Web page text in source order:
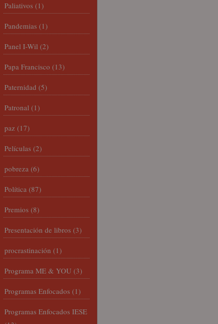
Paliativos (1)
Pandemias (1)
Panel I-Wil (2)
Papa Francisco (13)
Paternidad (5)
Patronal (1)
paz (17)
Películas (2)
pobreza (6)
Política (87)
Premios (8)
Presentación de libros (3)
procrastinación (1)
Programa ME & YOU (3)
Programas Enfocados (1)
Programas Enfocados IESE